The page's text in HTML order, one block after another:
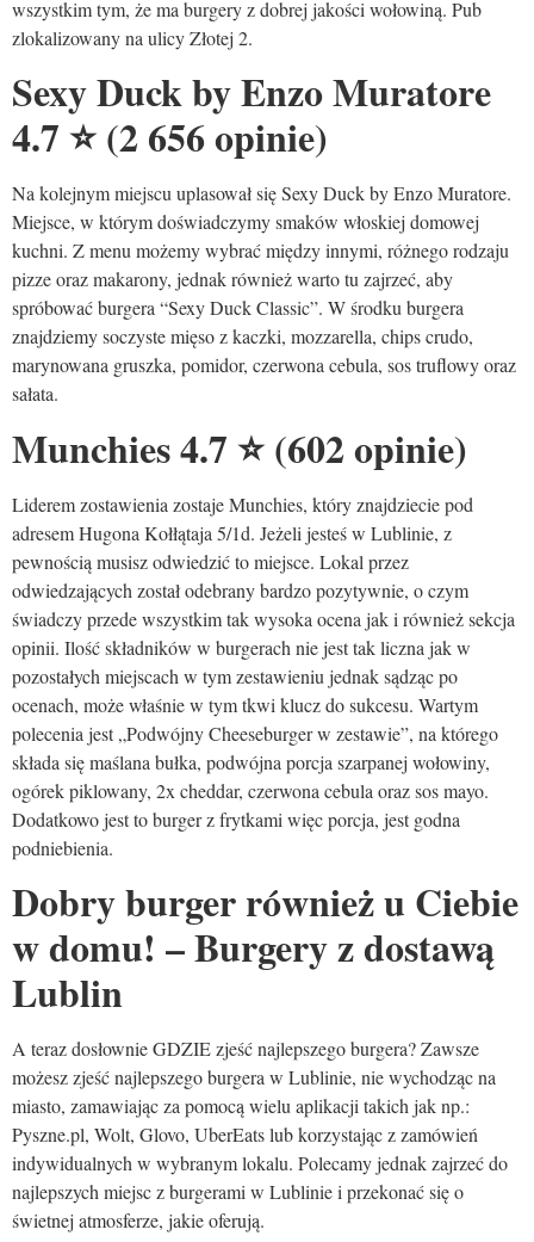
wszystkim tym, że ma burgery z dobrej jakości wołowiną. Pub
zlokalizowany na ulicy Złotej 2.
Sexy Duck by Enzo Muratore
4.7⭐(2 656 opinie)
Na kolejnym miejscu uplasował się Sexy Duck by Enzo Muratore.
Miejsce, w którym doświadczymy smaków włoskiej domowej
kuchni. Z menu możemy wybrać między innymi, różnego rodzaju
pizze oraz makarony, jednak również warto tu zajrzeć, aby
spróbować burgera “Sexy Duck Classic”. W środku burgera
znajdziemy soczyste mięso z kaczki, mozzarella, chips crudo,
marynowana gruszka, pomidor, czerwona cebula, sos truflowy oraz
sałata.
Munchies 4.7⭐(602 opinie)
Liderem zostawienia zostaje Munchies, który znajdziecie pod
adresem Hugona Kołłątaja 5/1d. Jeżeli jesteś w Lublinie, z
pewnością musisz odwiedzić to miejsce. Lokal przez
odwiedzających został odebrany bardzo pozytywnie, o czym
świadczy przede wszystkim tak wysoka ocena jak i również sekcja
opinii. Ilość składników w burgerach nie jest tak liczna jak w
pozostałych miejscach w tym zestawieniu jednak sądząc po
ocenach, może właśnie w tym tkwi klucz do sukcesu. Wartym
polecenia jest „Podwójny Cheeseburger w zestawie”, na którego
składa się maślana bułka, podwójna porcja szarpanej wołowiny,
ogórek piklowany, 2x cheddar, czerwona cebula oraz sos mayo.
Dodatkowo jest to burger z frytkami więc porcja, jest godna
podniebienia.
Dobry burger również u Ciebie
w domu! – Burgery z dostawą
Lublin
A teraz dosłownie GDZIE zjeść najlepszego burgera? Zawsze
możesz zjeść najlepszego burgera w Lublinie, nie wychodząc na
miasto, zamawiając za pomocą wielu aplikacji takich jak np.:
Pyszne.pl, Wolt, Glovo, UberEats lub korzystając z zamówień
indywidualnych w wybranym lokalu. Polecamy jednak zajrzeć do
najlepszych miejsc z burgerami w Lublinie i przekonać się o
świetnej atmosferze, jakie oferują.